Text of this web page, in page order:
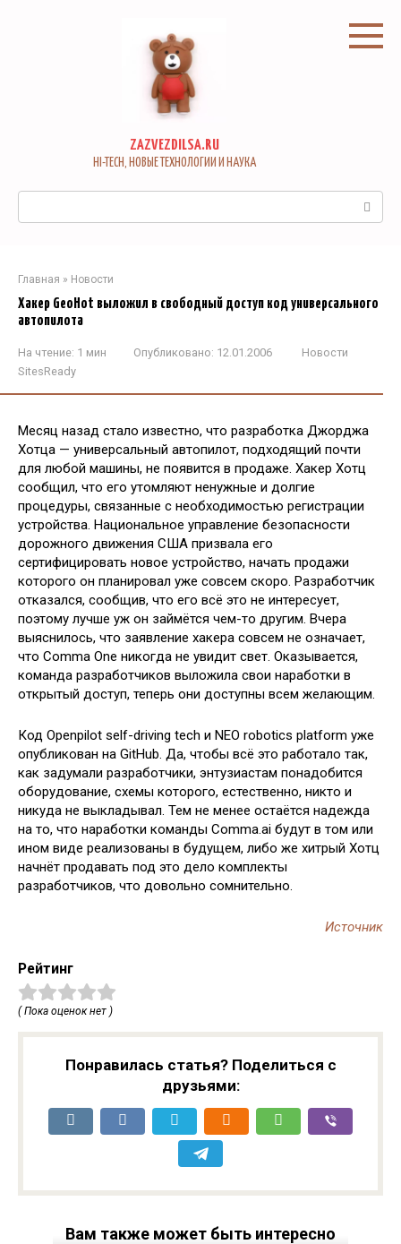
ZAZVEZDILSA.RU
HI-TECH, НОВЫЕ ТЕХНОЛОГИИ И НАУКА
Главная » Новости
Хакер GeoHot выложил в свободный доступ код универсального
автопилота
На чтение: 1 мин Опубликовано: 12.01.2006
Новости
SitesReady
Месяц назад стало известно, что разработка Джорджа
Хотца — универсальный автопилот, подходящий почти
для любой машины, не появится в продаже. Хакер Хотц
сообщил, что его утомляют ненужные и долгие
процедуры, связанные с необходимостью регистрации
устройства. Национальное управление безопасности
дорожного движения США призвала его
сертифицировать новое устройство, начать продажи
которого он планировал уже совсем скоро. Разработчик
отказался, сообщив, что его всё это не интересует,
поэтому лучше уж он займётся чем-то другим. Вчера
выяснилось, что заявление хакера совсем не означает,
что Comma One никогда не увидит свет. Оказывается,
команда разработчиков выложила свои наработки в
открытый доступ, теперь они доступны всем желающим.
Код Openpilot self-driving tech и NEO robotics platform уже
опубликован на GitHub. Да, чтобы всё это работало так,
как задумали разработчики, энтузиастам понадобится
оборудование, схемы которого, естественно, никто и
никуда не выкладывал. Тем не менее остаётся надежда
на то, что наработки команды Comma.ai будут в том или
ином виде реализованы в будущем, либо же хитрый Хотц
начнёт продавать под это дело комплекты
разработчиков, что довольно сомнительно.
Источник
Рейтинг
( Пока оценок нет )
Понравилась статья? Поделиться с
друзьями:
Вам также может быть интересно